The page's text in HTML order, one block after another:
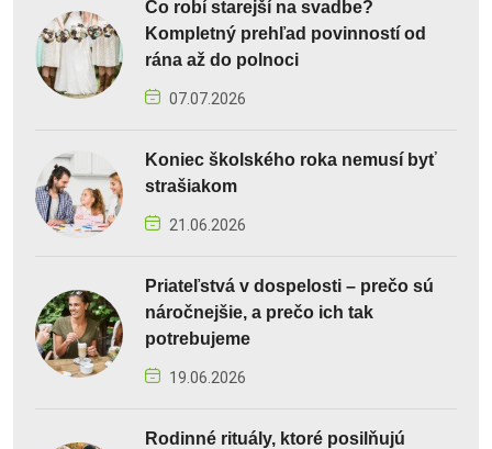
Čo robí starejší na svadbe?
Kompletný prehľad povinností od
rána až do polnoci
07.07.2026
Koniec školského roka nemusí byť
strašiakom
21.06.2026
Priateľstvá v dospelosti – prečo sú
náročnejšie, a prečo ich tak
potrebujeme
19.06.2026
Rodinné rituály, ktoré posilňujú